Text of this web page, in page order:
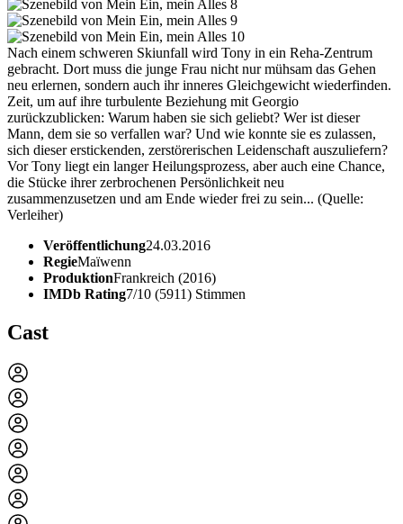
Nach einem schweren Skiunfall wird Tony in ein Reha-Zentrum
gebracht. Dort muss die junge Frau nicht nur mühsam das Gehen
neu erlernen, sondern auch ihr inneres Gleichgewicht wiederfinden.
Zeit, um auf ihre turbulente Beziehung mit Georgio
zurückzublicken: Warum haben sie sich geliebt? Wer ist dieser
Mann, dem sie so verfallen war? Und wie konnte sie es zulassen,
sich dieser erstickenden, zerstörerischen Leidenschaft auszuliefern?
Vor Tony liegt ein langer Heilungsprozess, aber auch eine Chance,
die Stücke ihrer zerbrochenen Persönlichkeit neu
zusammenzusetzen und am Ende wieder frei zu sein... (Quelle:
Verleiher)
Veröffentlichung24.03.2016
RegieMaïwenn
ProduktionFrankreich (2016)
IMDb Rating7/10 (5911) Stimmen
Cast